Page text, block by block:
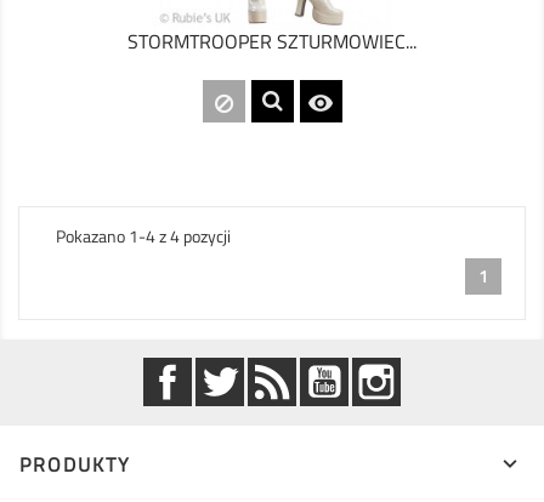
STORMTROOPER SZTURMOWIEC...

Pokazano 1-4 z 4 pozycji
1
FacebookTwitter Rss YouTube
PRODUKTY 